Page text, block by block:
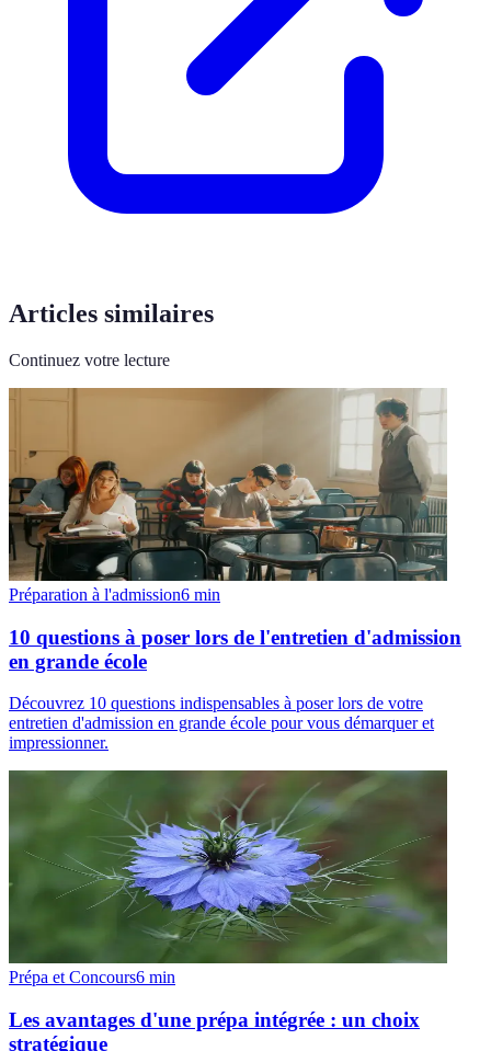
Articles similaires
Continuez votre lecture
Préparation à l'admission6 min
10 questions à poser lors de l'entretien d'admission
en grande école
Découvrez 10 questions indispensables à poser lors de votre
entretien d'admission en grande école pour vous démarquer et
impressionner.
Prépa et Concours6 min
Les avantages d'une prépa intégrée : un choix
stratégique